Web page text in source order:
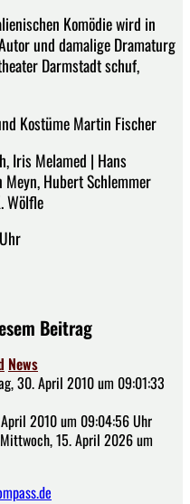
Komödie wird in
und damalige Dramaturg
Darmstadt schuf,
Kostüme Martin Fischer
Iris Melamed | Hans
Meyn, Hubert Schlemmer
Wölfle
Beitrag
News
30. April 2010 um 09:01:33
2010 um 09:04:56 Uhr
Mittwoch, 15. April 2026 um